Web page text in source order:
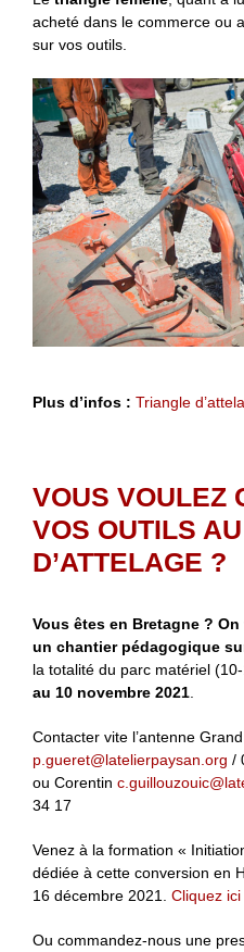
acheté dans le commerce ou
sur vos outils.
Plus d’infos : Triangle
VOUS VOULEZ
VOS OUTILS
D’ATTELAGE ?
Vous êtes en Bretagne ?
un chantier pédagogique
la totalité du parc matériel
au 10 novembre 2021
Contacter vite l’antenne
p.gueret@latelierpaysan.org /
ou Corentin
34 17
Venez à la formation «
dédiée à cette conversion en
16 décembre 2021. Cliquez
Ou commandez-nous une